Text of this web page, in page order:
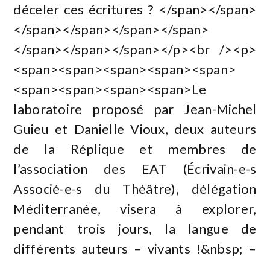
déceler ces écritures ? </span></span>
</span></span></span></span>
</span></span></span></p><br /><p>
<span><span><span><span><span>
<span><span><span><span>Le
laboratoire proposé par Jean-Michel
Guieu et Danielle Vioux, deux auteurs
de la Réplique et membres de
l’association des EAT (Écrivain-e-s
Associé-e-s du Théâtre), délégation
Méditerranée, visera à explorer,
pendant trois jours, la langue de
différents auteurs – vivants !&nbsp; –